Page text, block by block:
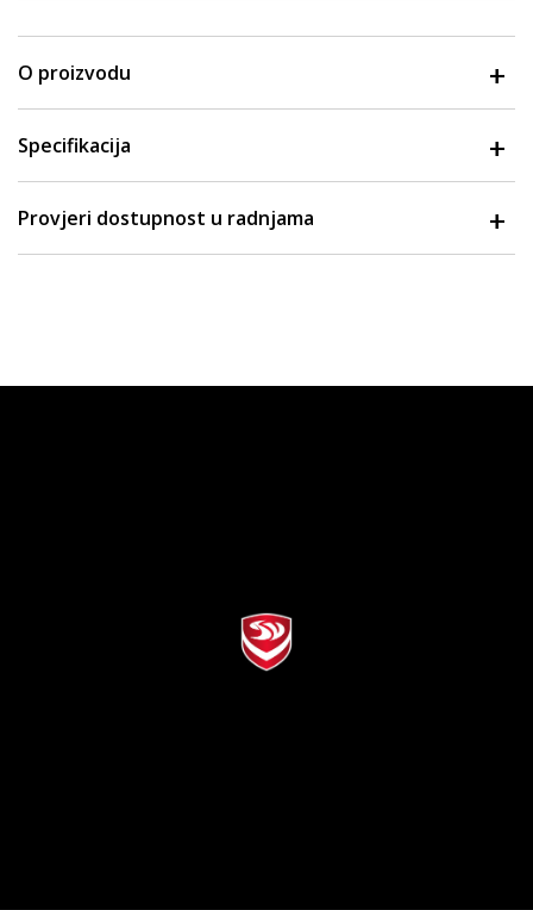
O proizvodu
Specifikacija
Provjeri dostupnost u radnjama